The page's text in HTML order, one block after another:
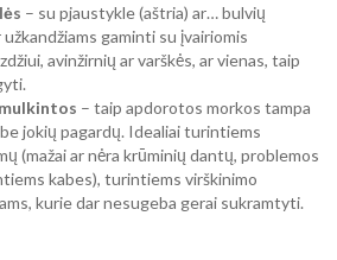
– su pjaustykle (aštria) ar… bulvių
gaminti su įvairiomis
avinžirnių ar varškės, ar vienas, taip
– taip apdorotos morkos tampa
jokių pagardų. Idealiai turintiems
(mažai ar nėra krūminių dantų, problemos
kabes), turintiems virškinimo
kurie dar nesugeba gerai sukramtyti.